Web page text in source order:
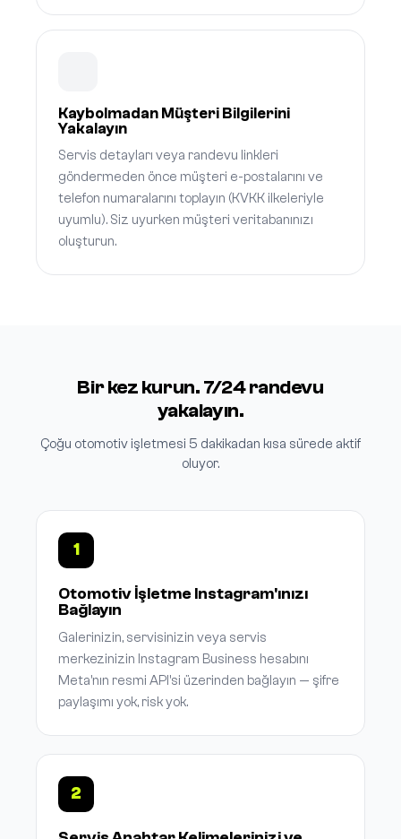
Kaybolmadan Müşteri Bilgilerini
Yakalayın
Servis detayları veya randevu linkleri
göndermeden önce müşteri e-postalarını ve
telefon numaralarını toplayın (KVKK ilkeleriyle
uyumlu). Siz uyurken müşteri veritabanınızı
oluşturun.
Bir kez kurun. 7/24 randevu
yakalayın.
Çoğu otomotiv işletmesi 5 dakikadan kısa sürede aktif
oluyor.
1
Otomotiv İşletme Instagram'ınızı
Bağlayın
Galerinizin, servisinizin veya servis
merkezinizin Instagram Business hesabını
Meta'nın resmi API'si üzerinden bağlayın — şifre
paylaşımı yok, risk yok.
2